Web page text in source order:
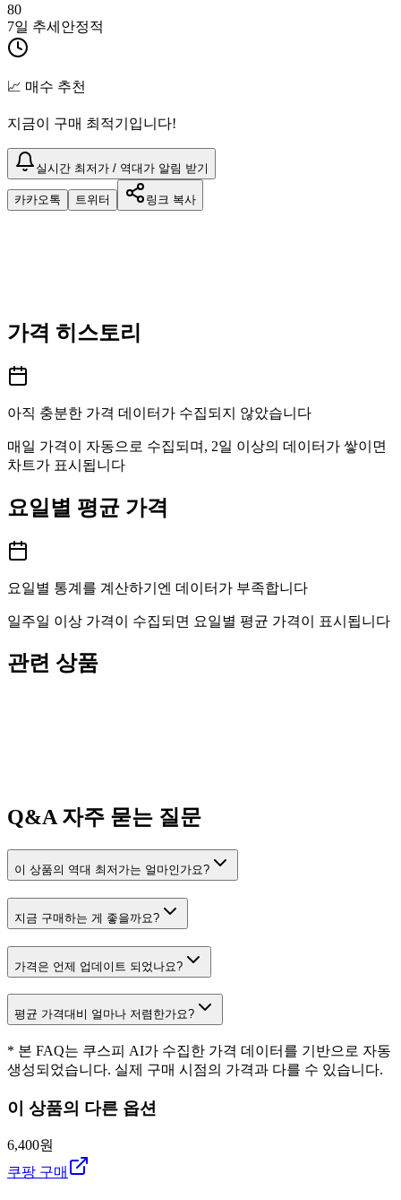
80
7일 추세 안정적
📈 매수 추천
지금이 구매 최적기입니다!
실시간 최저가 / 역대가 알림 받기
카카오톡 트위터 링크 복사
가격 히스토리
아직 충분한 가격 데이터가 수집되지 않았습니다
매일 가격이 자동으로 수집되며, 2일 이상의 데이터가 쌓이면
차트가 표시됩니다
요일별 평균 가격
요일별 통계를 계산하기엔 데이터가 부족합니다
일주일 이상 가격이 수집되면 요일별 평균 가격이 표시됩니다
관련 상품
Q&A자주 묻는 질문
이 상품의 역대 최저가는 얼마인가요?
지금 구매하는 게 좋을까요?
가격은 언제 업데이트 되었나요?
평균 가격대비 얼마나 저렴한가요?
* 본 FAQ는 쿠스피 AI가 수집한 가격 데이터를 기반으로 자동
생성되었습니다. 실제 구매 시점의 가격과 다를 수 있습니다.
이 상품의 다른 옵션
6,400원
쿠팡 구매